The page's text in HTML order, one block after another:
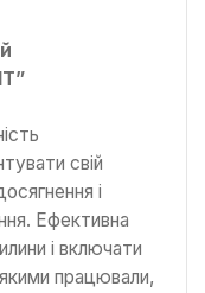
свій
і
Ефективна
і включати
якими працювали,